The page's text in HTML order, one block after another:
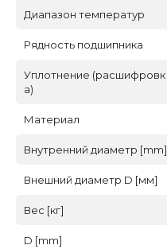
Диапазон температур
Рядность подшипника
Уплотнение (расшифровк
а)
Материал
Внутренний диаметр [mm]
Внешний диаметр D [мм]
Вес [кг]
D [mm]